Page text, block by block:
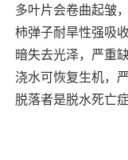
多叶片会卷曲起皱
柿弹子耐旱性强吸
暗失去光泽，严重
浇水可恢复生机，
脱落者是脱水死亡症